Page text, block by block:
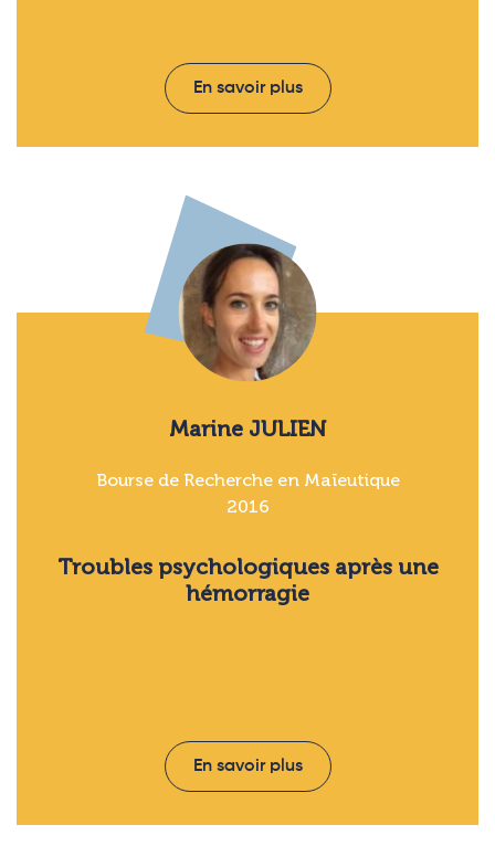
En savoir plus
Marine JULIEN
Bourse de Recherche en Maïeutique
2016
Troubles psychologiques après une
hémorragie
En savoir plus